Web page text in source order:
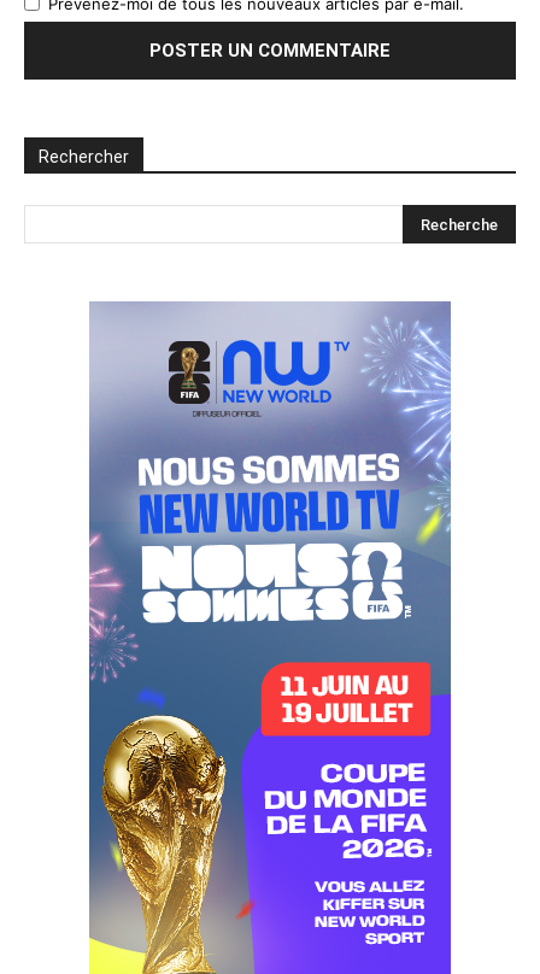
Prévenez-moi de tous les nouveaux articles par e-mail.
Rechercher